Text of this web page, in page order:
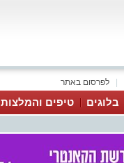
לפרסום באתר
בלוגים טיפים והמלצות